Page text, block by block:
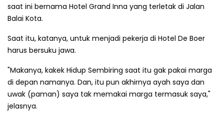
saat ini bernama Hotel Grand Inna yang terletak di Jalan
Balai Kota.
Saat itu, katanya, untuk menjadi pekerja di Hotel De Boer
harus bersuku jawa.
"Makanya, kakek Hidup Sembiring saat itu gak pakai marga
di depan namanya. Dan, itu pun akhirnya ayah saya dan
uwak (paman) saya tak memakai marga termasuk saya,"
jelasnya.